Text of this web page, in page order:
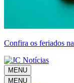
Confira os feriados
MENU
MENU